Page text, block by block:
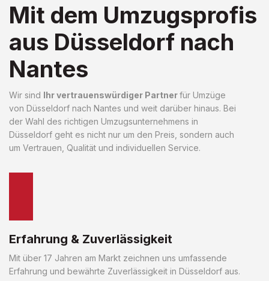
Mit dem Umzugsprofis
aus Düsseldorf nach
Nantes
Wir sind Ihr vertrauenswürdiger Partnerfür Umzüge
von Düsseldorf nach Nantes und weit darüber hinaus. Bei
der Wahl des richtigen Umzugsunternehmens in
Düsseldorf geht es nicht nur um den Preis, sondern auch
um Vertrauen, Qualität und individuellen Service.
Erfahrung & Zuverlässigkeit
Mit über 17 Jahren am Markt zeichnen uns umfassende
Erfahrung und bewährte Zuverlässigkeit in Düsseldorf aus.